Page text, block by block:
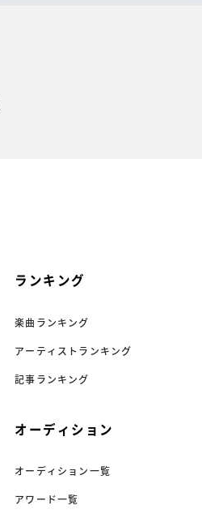
ランキング
楽曲ランキング
アーティストランキング
記事ランキング
オーディション
オーディション一覧
アワード一覧